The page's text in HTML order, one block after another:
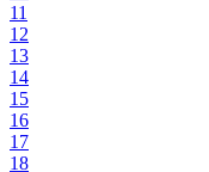
11
12
13
14
15
16
17
18